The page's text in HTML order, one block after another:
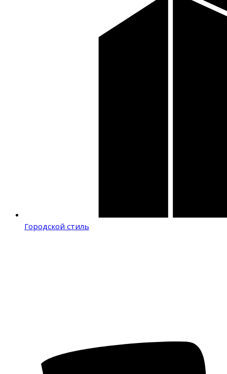
Городской стиль